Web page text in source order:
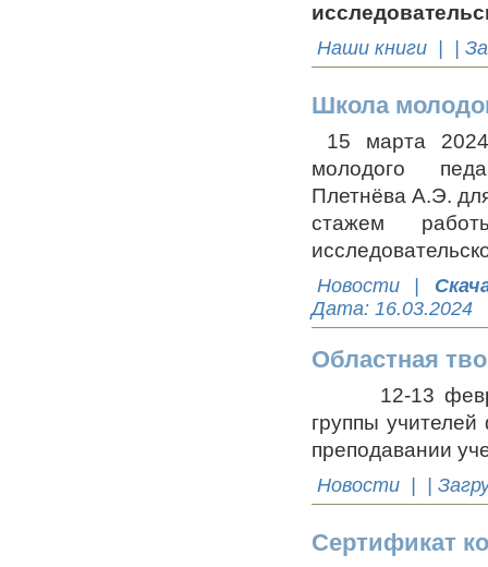
Наши книги | |
Школа
15 марта
молодого
Плетнёва А.Э.
стажем
Новости
Дата: 16.03.2024
Областная
12-13
группы
преподавании
Новости | |
Сертификат